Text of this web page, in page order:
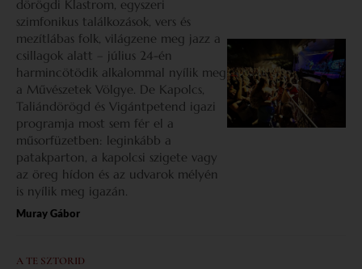
dörögdi Klastrom, egyszeri
szimfonikus találkozások, vers és
mezítlábas folk, világzene meg jazz a
csillagok alatt – július 24-én
harmincötödik alkalommal nyílik meg
a Művészetek Völgye. De Kapolcs,
Taliándörögd és Vigántpetend igazi
programja most sem fér el a
műsorfüzetben: leginkább a
patakparton, a kapolcsi szigete vagy
az öreg hídon és az udvarok mélyén
is nyílik meg igazán.
Muray Gábor
A TE SZTORID